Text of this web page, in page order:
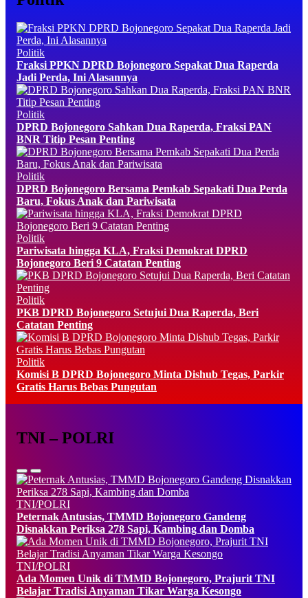
Politik
Fraksi PPKN DPRD Bojonegoro Sepakat Dua Raperda
Jadi Perda, Ini Alasannya
Politik
DPRD Bojonegoro Sahkan Dua Raperda, Fraksi PAN
BNR Titip Pesan Penting
Politik
DPRD Bojonegoro Bersama Pemkab Sepakati Dua Perda
Baru, Fokus Anak dan Pariwisata
Politik
Pariwisata hingga KLA, Fraksi Demokrat DPRD
Bojonegoro Beri 9 Catatan Penting
Politik
PKB DPRD Bojonegoro Setujui Dua Raperda, Beri
Catatan Penting
Politik
Komisi B DPRD Bojonegoro Minta Dishub Tegas, Parkir
Gratis Harus Bebas Pungutan
TNI – POLRI
TNI/POLRI
Peternak Antusias, TMMD Bojonegoro Gandeng
Disnakkan Periksa 278 Sapi, Kambing dan Domba
TNI/POLRI
Ada Momen Unik di TMMD Bojonegoro, Prajurit TNI
Belajar Tradisi Anyaman Tikar Warga Kesongo